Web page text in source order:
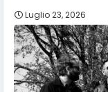
Luglio 23, 2026